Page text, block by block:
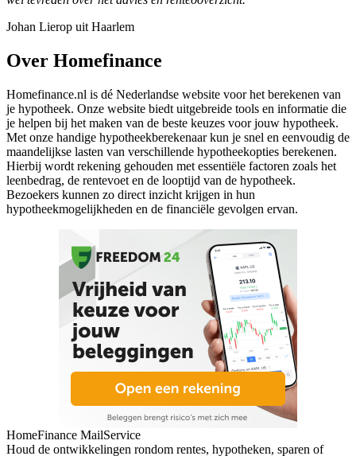
Johan Lierop uit Haarlem
Over Homefinance
Homefinance.nl is dé Nederlandse website voor het berekenen van
je hypotheek. Onze website biedt uitgebreide tools en informatie die
je helpen bij het maken van de beste keuzes voor jouw hypotheek.
Met onze handige hypotheekberekenaar kun je snel en eenvoudig de
maandelijkse lasten van verschillende hypotheekopties berekenen.
Hierbij wordt rekening gehouden met essentiële factoren zoals het
leenbedrag, de rentevoet en de looptijd van de hypotheek.
Bezoekers kunnen zo direct inzicht krijgen in hun
hypotheekmogelijkheden en de financiële gevolgen ervan.
HomeFinance MailService
Houd de ontwikkelingen rondom rentes, hypotheken, sparen of